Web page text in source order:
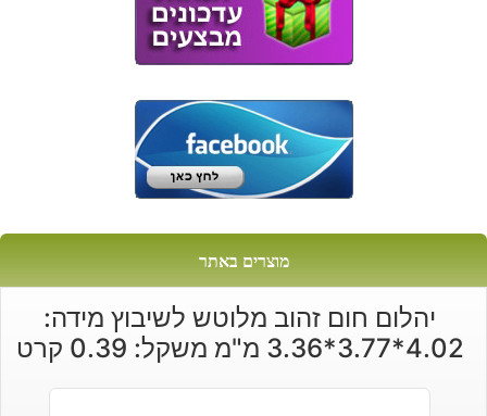
מוצרים באתר
יהלום חום זהוב מלוטש לשיבוץ מידה:
4.02*3.77*3.36 מ"מ משקל: 0.39 קרט